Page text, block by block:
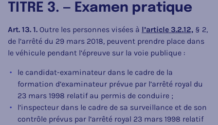
TITRE 3. — Examen pratique
Art. 13. 1. Outre les personnes visées à l’article 3.2.12, § 2,
de l’arrêté du 29 mars 2018, peuvent prendre place dans
le véhicule pendant l’épreuve sur la voie publique :
le candidat-examinateur dans le cadre de la
formation d’examinateur prévue par l’arrêté royal du
23 mars 1998 relatif au permis de conduire ;
l’inspecteur dans le cadre de sa surveillance et de son
contrôle prévus par l’arrêté royal 23 mars 1998 relatif